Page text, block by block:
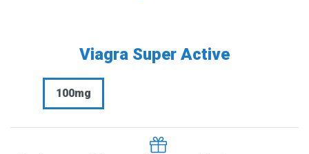
Viagra Super Active
100mg